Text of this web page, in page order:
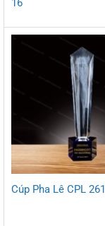
16
Cúp Pha Lê CPL 261